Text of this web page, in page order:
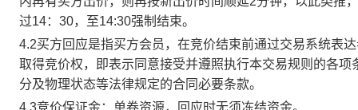
过14：30，至14:30强制结束。
4.2买方回应是指买方会员，在竞价结束前通过交易系统表
取得竞价权，即表示同意接受并遵照执行本交易规则的各
分及物理状态等法律规定的合同必要条款。
4.3竞价保证金：单卷资源，回应时无须冻结资金。